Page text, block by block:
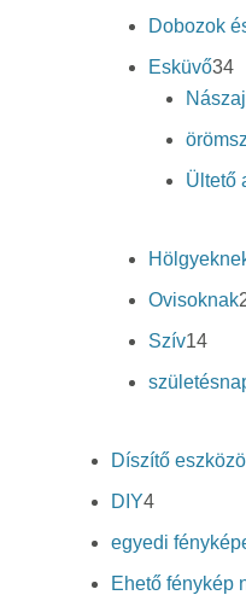
Dobozok
Esküvő3434
Ültető
Ovisoknak
Szív1414
Díszítő
DIY44
termék
egyedi
Ehető fénykép